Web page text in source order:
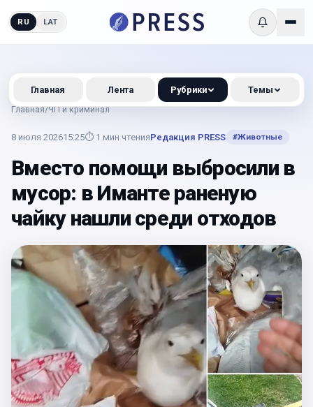
RU LAT
Главная/ЧП и криминал
8 июля 202615:25⏱ 1 мин чтенияРедакция PRESS #Животные
Вместо помощи выбросили в
мусор: в Иманте раненую
чайку нашли среди отходов
Главная Лента Рубрики Темы